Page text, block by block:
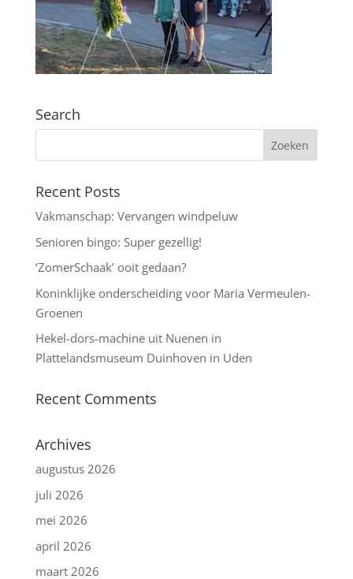
Search
Recent Posts
Vakmanschap: Vervangen windpeluw
Senioren bingo: Super gezellig!
‘ZomerSchaak’ ooit gedaan?
Koninklijke onderscheiding voor Maria Vermeulen-
Groenen
Hekel-dors-machine uit Nuenen in
Plattelandsmuseum Duinhoven in Uden
Recent Comments
Archives
augustus 2026
juli 2026
mei 2026
april 2026
maart 2026